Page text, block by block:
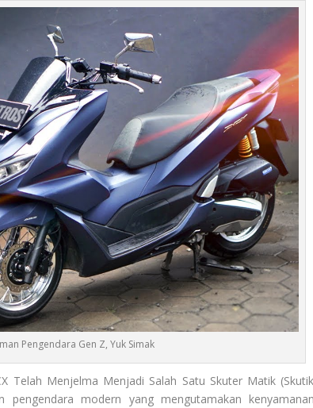
Pengendara Gen Z, Yuk Simak
Telah Menjelma Menjadi Salah Satu Skuter Matik
modern yang mengutamakan